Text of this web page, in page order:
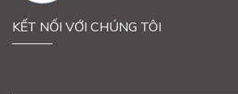
KẾT NỐI VỚI CHÚNG TÔI